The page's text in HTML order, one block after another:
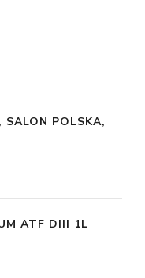
POLSKA,
ATF DIII 1L